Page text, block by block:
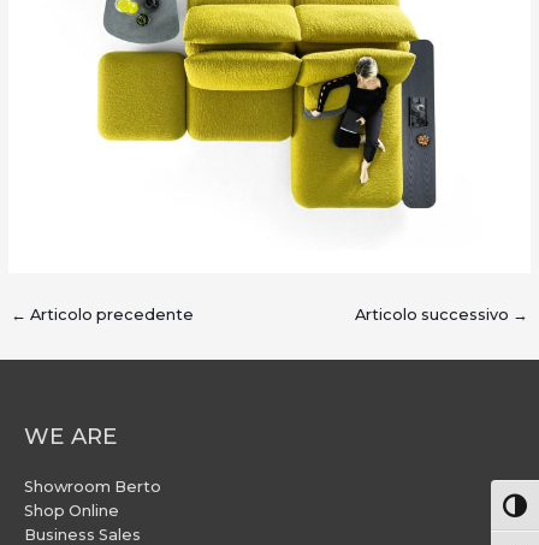
← Articolo precedente Articolo successivo →
WE ARE
Showroom Berto
Shop Online
Business Sales